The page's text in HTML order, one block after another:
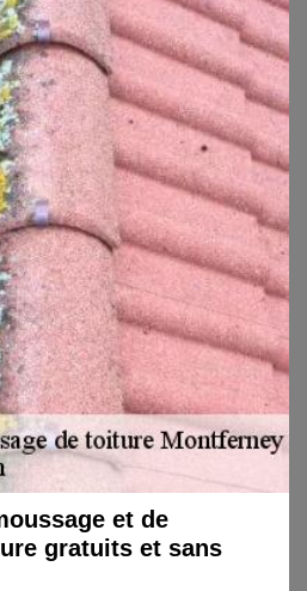
et de
gratuits et sans